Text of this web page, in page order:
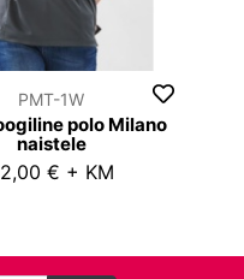
PMT-1W
polo Milano
naistele
€ + KM